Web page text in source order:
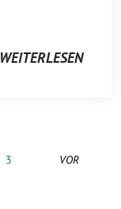
WEITERLESEN
3 VOR